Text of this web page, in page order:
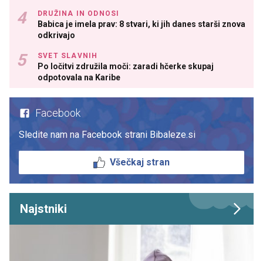
DRUŽINA IN ODNOSI
Babica je imela prav: 8 stvari, ki jih danes starši znova
odkrivajo
SVET SLAVNIH
Po ločitvi združila moči: zaradi hčerke skupaj
odpotovala na Karibe
Facebook
Sledite nam na Facebook strani Bibaleze.si
Všečkaj stran
Najstniki